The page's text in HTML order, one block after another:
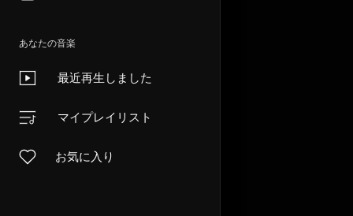
あなたの音楽
最近再生しました
マイプレイリスト
お気に入り